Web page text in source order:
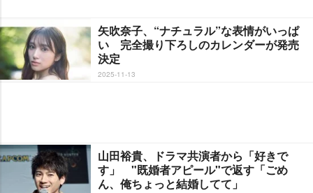
矢吹奈子、“ナチュラル”な表情がいっぱ
い 完全撮り下ろしのカレンダーが発売
決定
2025-11-13
山田裕貴、ドラマ共演者から「好きで
す」 "既婚者アピール"で返す「ごめ
ん、俺ちょっと結婚してて」